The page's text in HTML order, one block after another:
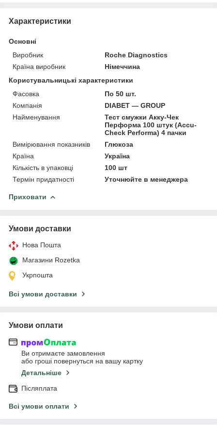
Характеристики
Основні
Виробник
Roche Diagnostics
Країна виробник
Німеччина
Користувальницькі характеристики
Фасовка
По 50 шт.
Компанія
DIABET — GROUP
Найменування
Тест смужки Акку-Чек
Перформа 100 штук (Accu-
Check Performa) 4 пачки
Вимірювання показників
Глюкоза
Країна
Україна
Кількість в упаковці
100 шт
Термін придатності
Уточнюйте в менеджера
Приховати
Умови доставки
Нова Пошта
Магазини Rozetka
Укрпошта
Всі умови доставки
Умови оплати
Ви отримаєте замовлення
або гроші повернуться на вашу картку
Детальніше
Післяплата
Всі умови оплати